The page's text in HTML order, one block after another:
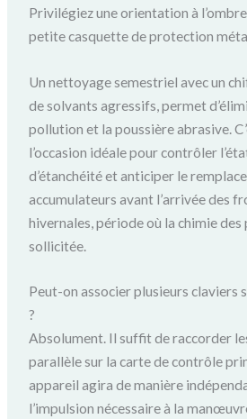
Privilégiez une orientation à l’ombre
petite casquette de protection
Un nettoyage semestriel avec un
de solvants agressifs, permet
pollution et la poussière abrasive.
l’occasion idéale pour contrôler
d’étanchéité et anticiper le
accumulateurs avant l’arrivée des
hivernales, période où la chimie des
sollicitée.
Peut-on associer plusieurs claviers
?
Absolument. Il suffit de raccorder
parallèle sur la carte de contrôle
appareil agira de manière
l’impulsion nécessaire à la